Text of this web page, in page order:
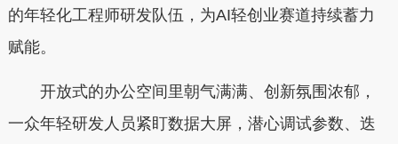
的年轻化工程师研发队伍，为AI轻创业赛道持续蓄力
赋能。
开放式的办公空间里朝气满满、创新氛围浓郁，
一众年轻研发人员紧盯数据大屏，潜心调试参数、迭